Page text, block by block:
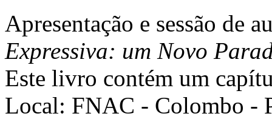
Apresentação e sessão de
Expressiva: um Novo
Este livro contém um
Local: FNAC - Colombo -